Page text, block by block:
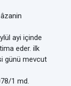
ayi içinde
eder. ilk
günü mevcut
1 md.